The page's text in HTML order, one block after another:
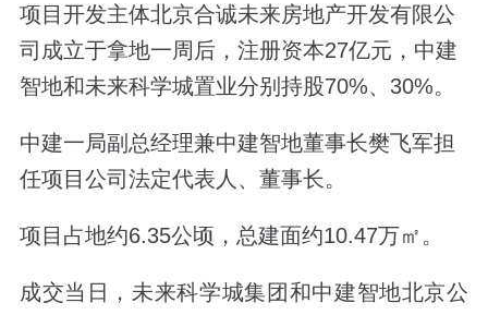
项目开发主体北京合诚未来房地产开发有限公
司成立于拿地一周后， 注册资本27亿元，中建
智地和未来科学城置业分别持股70%、30%。
中建一局副总经理兼中建智地董事长樊飞军担
任项目公司法定代表人、董事长。
项目占地约6.35公顷，总建面约10.47万㎡。
成交当日，未来科学城集团和中建智地北京公